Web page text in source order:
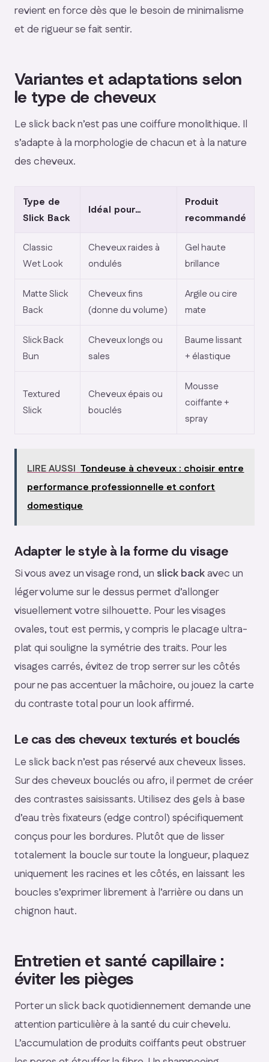
revient en force dès que le besoin de minimalisme
et de rigueur se fait sentir.
Variantes et adaptations selon
le type de cheveux
Le slick back n’est pas une coiffure monolithique. Il
s’adapte à la morphologie de chacun et à la nature
des cheveux.
Type de
Slick Back
Idéal pour…
Produit
recommandé
Classic
Wet Look
Cheveux raides à
ondulés
Gel haute
brillance
Matte Slick
Back
Cheveux fins
(donne du volume)
Argile ou cire
mate
Slick Back
Bun
Cheveux longs ou
sales
Baume lissant
+ élastique
Textured
Slick
Cheveux épais ou
bouclés
Mousse
coiffante +
spray
LIRE AUSSI Tondeuse à cheveux : choisir entre
performance professionnelle et confort
domestique
Adapter le style à la forme du visage
Si vous avez un visage rond, un slick backavec un
léger volume sur le dessus permet d’allonger
visuellement votre silhouette. Pour les visages
ovales, tout est permis, y compris le placage ultra-
plat qui souligne la symétrie des traits. Pour les
visages carrés, évitez de trop serrer sur les côtés
pour ne pas accentuer la mâchoire, ou jouez la carte
du contraste total pour un look affirmé.
Le cas des cheveux texturés et bouclés
Le slick back n’est pas réservé aux cheveux lisses.
Sur des cheveux bouclés ou afro, il permet de créer
des contrastes saisissants. Utilisez des gels à base
d’eau très fixateurs (edge control) spécifiquement
conçus pour les bordures. Plutôt que de lisser
totalement la boucle sur toute la longueur, plaquez
uniquement les racines et les côtés, en laissant les
boucles s’exprimer librement à l’arrière ou dans un
chignon haut.
Entretien et santé capillaire :
éviter les pièges
Porter un slick back quotidiennement demande une
attention particulière à la santé du cuir chevelu.
L’accumulation de produits coiffants peut obstruer